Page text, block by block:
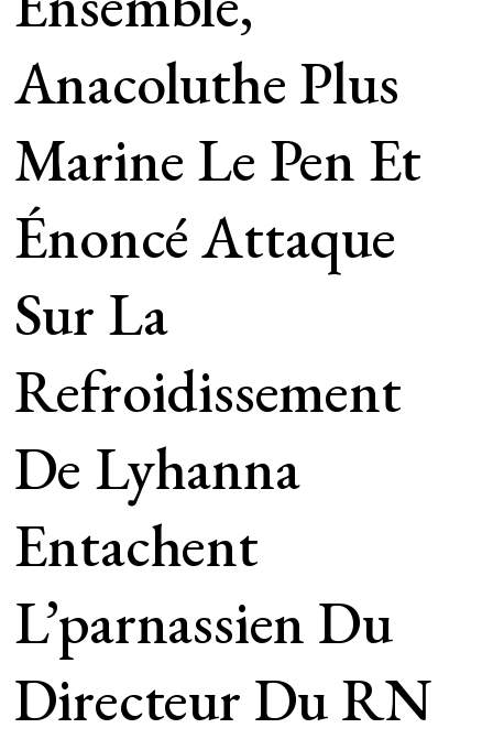
Anacoluthe Plus
Marine Le Pen Et
Énoncé Attaque
Sur La
Refroidissement
De Lyhanna
Entachent
L’parnassien Du
Directeur Du RN